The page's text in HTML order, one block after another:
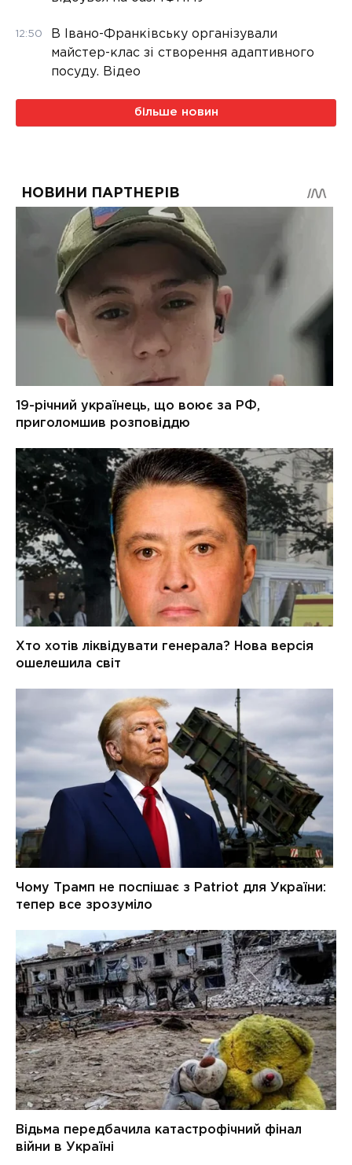
12:50
В Івано-Франківську організували
майстер-клас зі створення адаптивного
посуду. Відео
більше новин